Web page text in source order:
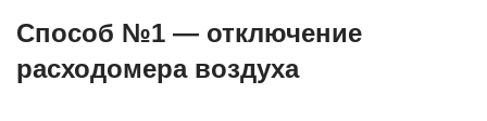
Способ №1 — отключение
расходомера воздуха